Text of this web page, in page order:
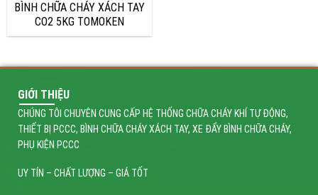
BÌNH CHỮA CHÁY XÁCH TAY
CO2 5KG TOMOKEN
GIỚI THIỆU
CHÚNG TÔI CHUYÊN CUNG CẤP HỆ THỐNG CHỮA CHÁY KHÍ TỰ ĐỘNG,
THIẾT BỊ PCCC, BÌNH CHỮA CHÁY XÁCH TAY, XE ĐẨY BÌNH CHỮA CHÁY,
PHỤ KIỆN PCCC
UY TÍN – CHẤT LƯỢNG – GIÁ TỐT